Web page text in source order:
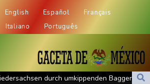
English Español
Français
Italiano
Português
durch umkippenden Bagger